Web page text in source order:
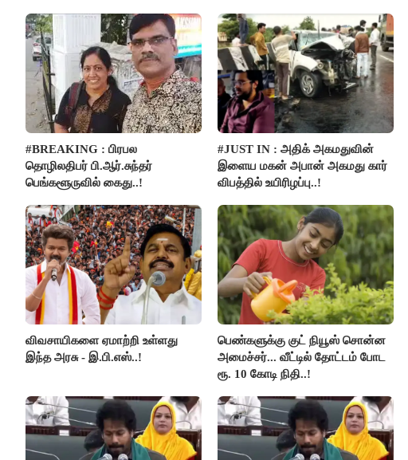
இளங்கோ
#BREAKING : பிரபல
தொழிலதிபர் பி.ஆர்.சுந்தர்
பெங்களூருவில் கைது..!
#JUST IN : அதிக் அகமதுவின்
இளைய மகன் அபான் அகமது கார்
விபத்தில் உயிரிழப்பு..!
விவசாயிகளை ஏமாற்றி உள்ளது
இந்த அரசு - இ.பி.எஸ்..!
பெண்களுக்கு குட் நியூஸ் சொன்ன
அமைச்சர்... வீட்டில் தோட்டம் போட
ரூ. 10 கோடி நிதி..!